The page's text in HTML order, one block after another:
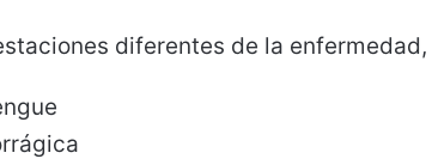
diferentes de la enfermedad,